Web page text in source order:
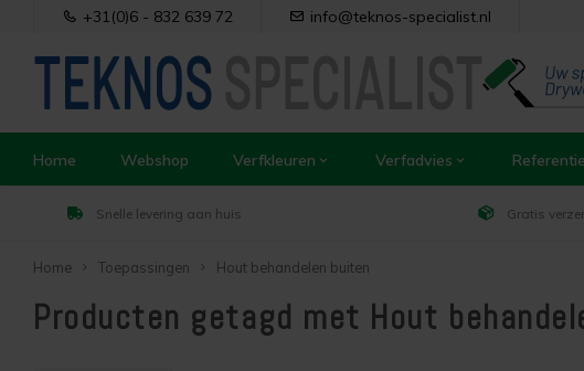
+31(0)6 - 832 639 72 info@teknos-specialist.nl
Home Webshop Verfkleuren Verfadvies
Snelle levering aan huis Gratis
Home Toepassingen Hout behandelen buiten
Producten getagd met Hout